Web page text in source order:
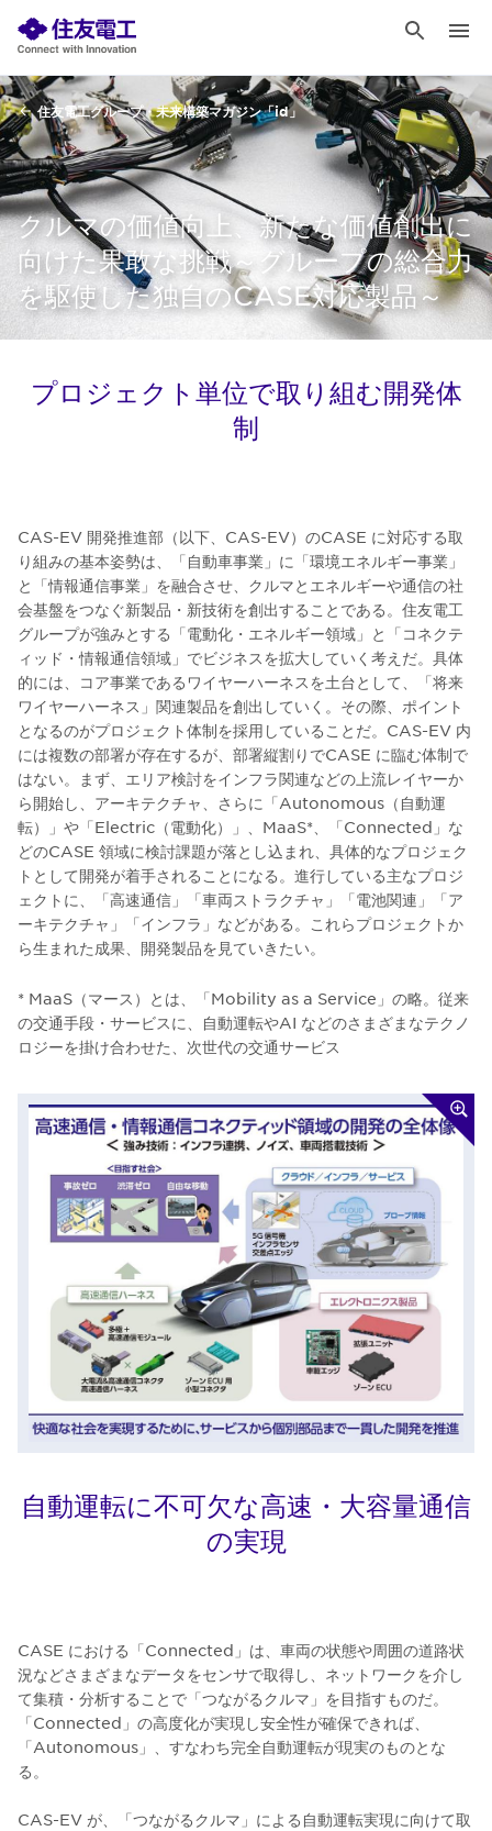
住友電工グループ・未来構築マガジン「id」
クルマの価値向上、新たな価値創出に
向けた果敢な挑戦～グループの総合力
を駆使した独自のCASE対応製品～
プロジェクト単位で取り組む開発体
制
CAS-EV 開発推進部（以下、CAS-EV）のCASE に対応する取
り組みの基本姿勢は、「自動車事業」に「環境エネルギー事業」
と「情報通信事業」を融合させ、クルマとエネルギーや通信の社
会基盤をつなぐ新製品・新技術を創出することである。住友電工
グループが強みとする「電動化・エネルギー領域」と「コネクテ
ィッド・情報通信領域」でビジネスを拡大していく考えだ。具体
的には、コア事業であるワイヤーハーネスを土台として、「将来
ワイヤーハーネス」関連製品を創出していく。その際、ポイント
となるのがプロジェクト体制を採用していることだ。CAS-EV 内
には複数の部署が存在するが、部署縦割りでCASE に臨む体制で
はない。まず、エリア検討をインフラ関連などの上流レイヤーか
ら開始し、アーキテクチャ、さらに「Autonomous（自動運
転）」や「Electric（電動化）」、MaaS*、「Connected」な
どのCASE 領域に検討課題が落とし込まれ、具体的なプロジェク
トとして開発が着手されることになる。進行している主なプロジ
ェクトに、「高速通信」「車両ストラクチャ」「電池関連」「ア
ーキテクチャ」「インフラ」などがある。これらプロジェクトか
ら生まれた成果、開発製品を見ていきたい。
* MaaS（マース）とは、「Mobility as a Service」の略。従来
の交通手段・サービスに、自動運転やAI などのさまざまなテクノ
ロジーを掛け合わせた、次世代の交通サービス
自動運転に不可欠な高速・大容量通信
の実現
CASE における「Connected」は、車両の状態や周囲の道路状
況などさまざまなデータをセンサで取得し、ネットワークを介し
て集積・分析することで「つながるクルマ」を目指すものだ。
「Connected」の高度化が実現し安全性が確保できれば、
「Autonomous」、すなわち完全自動運転が現実のものとな
る。
CAS-EV が、「つながるクルマ」による自動運転実現に向けて取